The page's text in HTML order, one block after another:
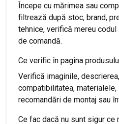
Începe cu mărimea sau
filtrează după stoc, brand,
tehnice, verifică mereu
de comandă.
Ce verific în pagina
Verifică imaginile,
compatibilitatea,
recomandări de montaj sau
Ce fac dacă nu sunt sigur ce